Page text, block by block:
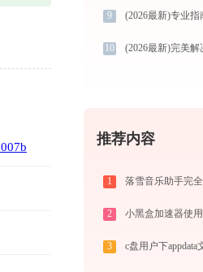
9
10
推荐内容
1
2
3 c盘用户下